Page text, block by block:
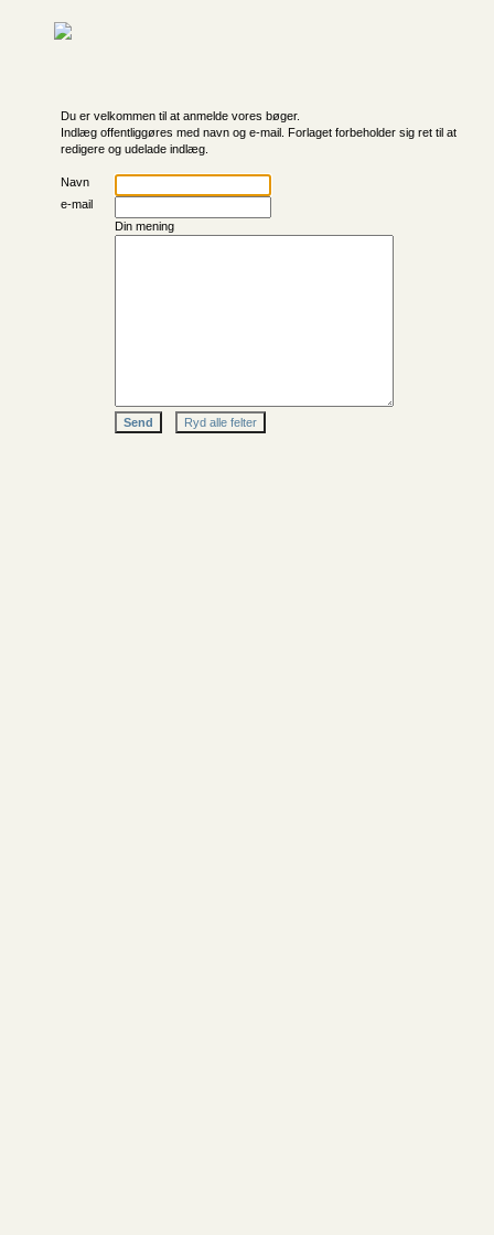
Du er velkommen til at anmelde vores bøger.
Indlæg offentliggøres med navn og e-mail. Forlaget forbeholder sig ret til at
redigere og udelade indlæg.
Navn
e-mail
Din mening